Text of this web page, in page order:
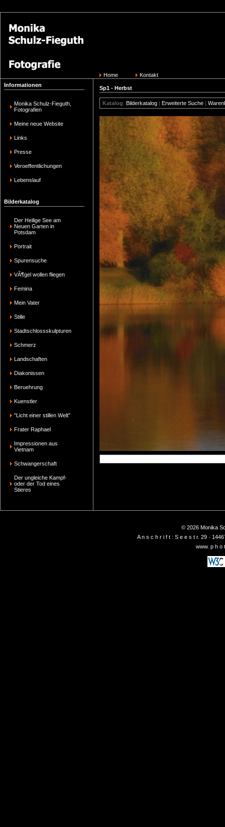
Home
Kontakt
Informationen
Monika Schulz-Fieguth,
Fotografien
Meine neue Website
Links
Presse
Veroeffentlichungen
Lebenslauf
Bilderkatalog
Der Heilige See am
Neuen Garten in
Potsdam
Portrait
Spurensuche
VÃ¶gel wollen fliegen
Femina
Mein Vater
Stille
Stadtschlossskulpturen
Schmerz
Landschaften
Diakonissen
Beruehrung
Kuenstler
"Licht einer stillen Welt"
Frater Raphael
Impressionen aus
Vietnam
Schwangerschaft
Der ungleiche Kampf-
oder der Tod eines
Stieres
Sp1 - Herbst
Katalog: Bilderkatalog | Erweiterte Suche |
© 2026 Monika
A n s c h r i f t : S e e s t r. 29 ·
www. p h o